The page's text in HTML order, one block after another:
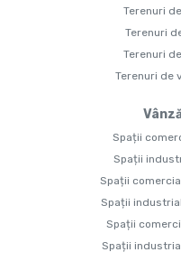
Terenuri
Terenuri
Terenuri
Terenuri de
Spații
Spații
Spații
Spații
Spații
Spații